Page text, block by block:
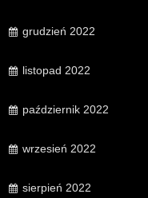
grudzień 2022
listopad 2022
październik 2022
wrzesień 2022
sierpień 2022